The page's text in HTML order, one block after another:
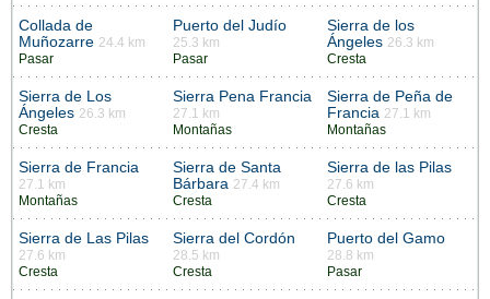
Collada de
Muñozarre 24.4 km
Pasar
Puerto del Judío
25.3 km
Pasar
Sierra de los
Ángeles 26.3 km
Cresta
Sierra de Los
Ángeles 26.3 km
Cresta
Sierra Pena Francia
27.1 km
Montañas
Sierra de Peña de
Francia 27.1 km
Montañas
Sierra de Francia
27.1 km
Montañas
Sierra de Santa
Bárbara 27.4 km
Cresta
Sierra de las Pilas
27.6 km
Cresta
Sierra de Las Pilas
27.6 km
Cresta
Sierra del Cordón
28.5 km
Cresta
Puerto del Gamo
28.8 km
Pasar